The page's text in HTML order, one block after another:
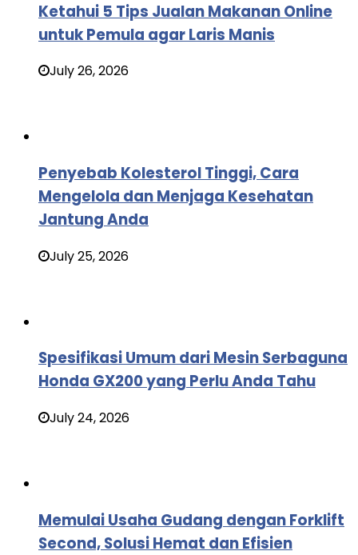
Ketahui 5 Tips Jualan Makanan Online
untuk Pemula agar Laris Manis
July 26, 2026
Penyebab Kolesterol Tinggi, Cara
Mengelola dan Menjaga Kesehatan
Jantung Anda
July 25, 2026
Spesifikasi Umum dari Mesin Serbaguna
Honda GX200 yang Perlu Anda Tahu
July 24, 2026
Memulai Usaha Gudang dengan Forklift
Second, Solusi Hemat dan Efisien